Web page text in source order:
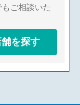
ご相談いた
舗を探す